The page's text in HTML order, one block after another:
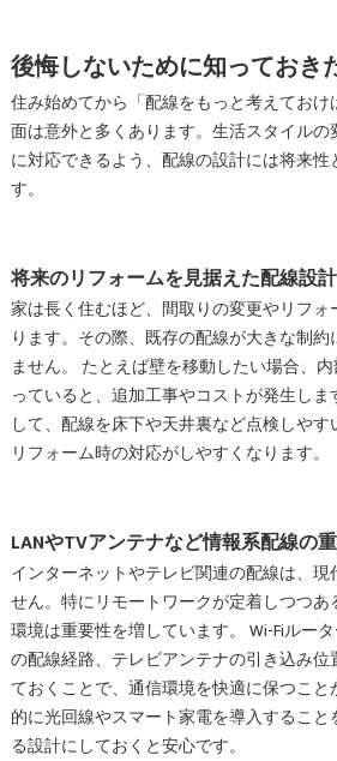
後悔しないために知っておき
住み始めてから「配線をもっと考えてお
面は意外と多くあります。生活スタイル
に対応できるよう、配線の設計には将来性
す。
将来のリフォームを見据えた配線設計
家は長く住むほど、間取りの変更やリフ
ります。その際、既存の配線が大きな制
ません。 たとえば壁を移動したい場合、
っていると、追加工事やコストが発生し
して、配線を床下や天井裏など点検しやす
リフォーム時の対応がしやすくなります。
LANやTVアンテナなど情報系配線の
インターネットやテレビ関連の配線は、現
せん。特にリモートワークが定着しつつあ
環境は重要性を増しています。 Wi-Fiルー
の配線経路、テレビアンテナの引き込み
ておくことで、通信環境を快適に保つこ
的に光回線やスマート家電を導入するこ
る設計にしておくと安心です。